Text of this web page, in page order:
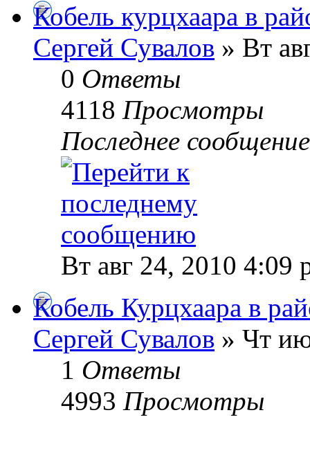
Кобель курцхаара в
Сергей Сувалов » Вт
0 Ответы
4118 Просмотры
Последнее
Вт авг 24, 2010 4:09
Кобель Курцхаара в
Сергей Сувалов » Чт
1 Ответы
4993 Просмотры